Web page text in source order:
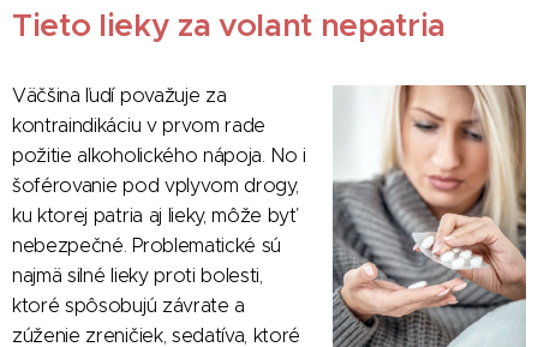
Tieto lieky za volant nepatria
Väčšina ľudí považuje za
kontraindikáciu v prvom rade
požitie alkoholického nápoja. No i
šoférovanie pod vplyvom drogy,
ku ktorej patria aj lieky, môže byť
nebezpečné. Problematické sú
najmä silné lieky proti bolesti,
ktoré spôsobujú závrate a
zúženie zreničiek, sedatíva, ktoré